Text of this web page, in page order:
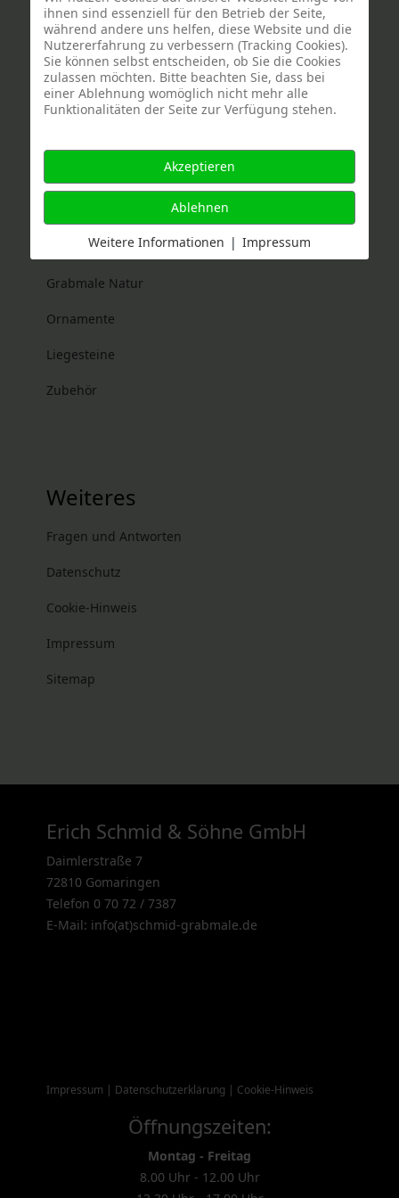
Produkte
Grabmale bearbeitet
Grabmale Natur
Ornamente
Liegesteine
Zubehör
Weiteres
Fragen und Antworten
Datenschutz
Cookie-Hinweis
Impressum
Sitemap
Erich Schmid & Söhne GmbH
Daimlerstraße 7
72810 Gomaringen
Telefon 0 70 72 / 7387
E-Mail: info(at)schmid-grabmale.de
Impressum | Datenschutzerklärung | Cookie-Hinweis
Öffnungszeiten:
Montag - Freitag
8.00 Uhr - 12.00 Uhr
ihnen sind essenziell für den Betrieb der Seite,
während andere uns helfen, diese Website und die
Nutzererfahrung zu verbessern (Tracking Cookies).
Sie können selbst entscheiden, ob Sie die Cookies
zulassen möchten. Bitte beachten Sie, dass bei
einer Ablehnung womöglich nicht mehr alle
Funktionalitäten der Seite zur Verfügung stehen.
Akzeptieren
Ablehnen
Weitere Informationen | Impressum